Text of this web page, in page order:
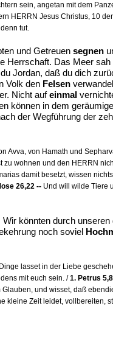
sein, angetan mit dem
HERRN Jesus Christus, 10
tut.
und Getreuen segnen
Das Meer
Jordan, daß du dich
Volk den Felsen
Nicht aufeinmal
in dem
der Wegführung der
Avva, von Hamath und
wohnen und den HERRN
damit besetzt, wissen
26,22 -- Und will wilde Tiere
könnten durch
noch soviel
lasset in der Liebe
mit euch sein. /1. Petrus
und wisset, daß
Zeit leidet, vollbereiten,